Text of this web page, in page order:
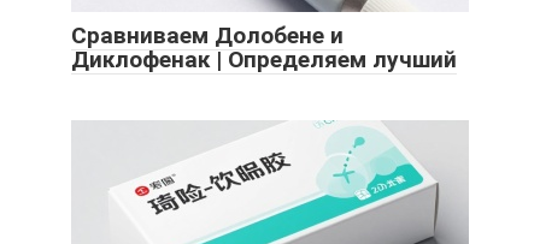
Сравниваем Долобене и
Диклофенак | Определяем лучший